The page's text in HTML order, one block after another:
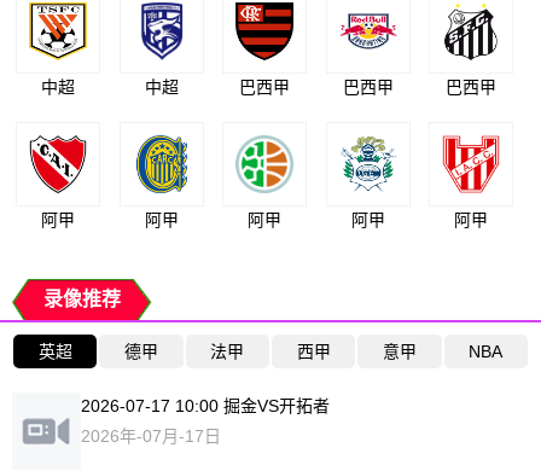
中超 中超 巴西甲 巴西甲 巴西甲
阿甲 阿甲 阿甲 阿甲 阿甲
录像推荐
英超 德甲 法甲 西甲 意甲 NBA
2026-07-17 10:00 掘金VS开拓者
2026年-07月-17日